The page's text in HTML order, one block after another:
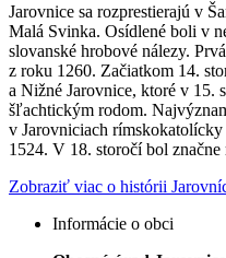
Jarovnice sa rozprestierajú v
Malá Svinka. Osídlené boli v
slovanské hrobové nálezy.
z roku 1260. Začiatkom 14.
a Nižné Jarovnice, ktoré v 15.
šľachtickým rodom.
v Jarovniciach rímskokatolícky
1524. V 18. storočí bol značne
Zobraziť viac o histórii
Informácie o obci